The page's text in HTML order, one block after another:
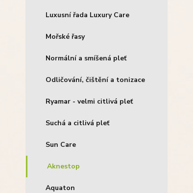
Luxusní řada Luxury Care
Mořské řasy
Normální a smíšená pleť
Odličování, čištění a tonizace
Ryamar - velmi citlivá pleť
Suchá a citlivá pleť
Sun Care
Aknestop
Aquaton